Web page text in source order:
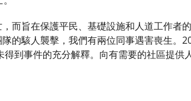
而旨在保護平民、基礎設施和人道工作者
的駭人襲擊，我們有兩位同事遇害喪生。
到事件的充分解釋。向有需要的社區提供